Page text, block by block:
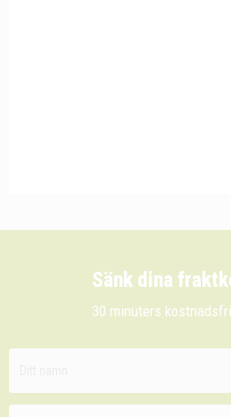
Sänk dina
30 minuters